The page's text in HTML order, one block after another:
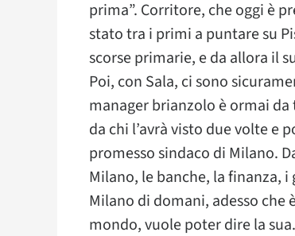
prima”. Corritore, che oggi è
stato tra i primi a puntare su
scorse primarie, e da allora il
Poi, con Sala, ci sono
manager brianzolo è ormai
da chi l’avrà visto due volte e
promesso sindaco di Milano.
Milano, le banche, la finanza,
Milano di domani, adesso
mondo, vuole poter dire la